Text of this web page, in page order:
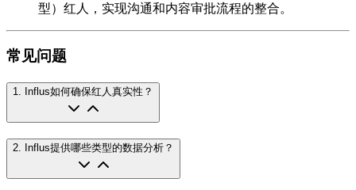
型）红人，实现沟通和内容审批流程的整合。
常见问题
1 Influs如何确保红人真实性？
2 Influs提供哪些类型的数据分析？